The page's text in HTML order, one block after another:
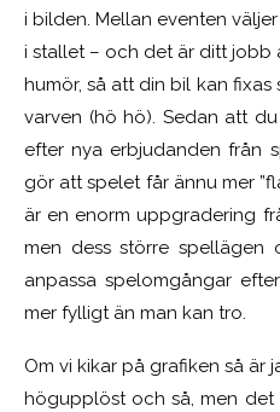
i bilden. Mellan eventen
i stallet – och det är ditt
humör, så att din bil kan
varven (hö hö). Sedan att
efter nya erbjudanden från
gör att spelet får ännu mer
är en enorm uppgradering
men dess större spellägen
anpassa spelomgångar
mer fylligt än man kan tro.
Om vi kikar på grafiken så är
högupplöst och så, men